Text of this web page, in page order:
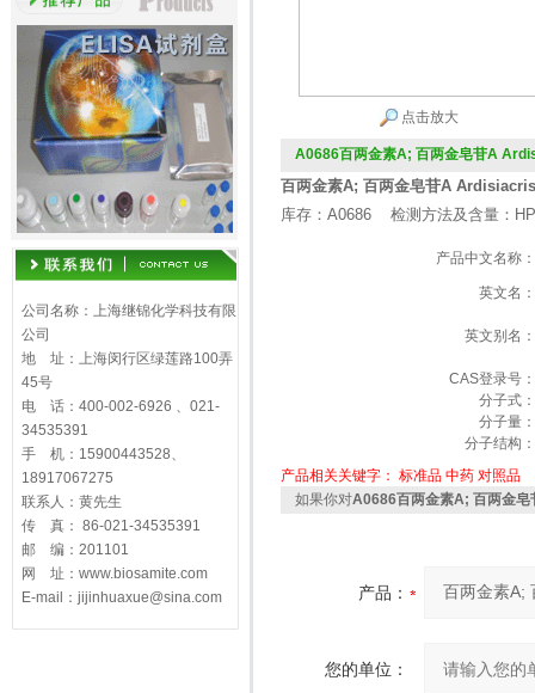
公司名称：上海继锦化学科技有限
公司
地 址：上海闵行区绿莲路100弄
45号
电 话：400-002-6926 、021-
34535391
手 机：15900443528、
18917067275
联系人：黄先生
传 真： 86-021-34535391
邮 编：201101
网 址：www.biosamite.com
E-mail：jijinhuaxue@sina.com
点击放大
A0686百两金素A; 百两金皂苷A
百两金素A; 百两金皂苷A
库存：A0686 检测方法及含量：
产品中文名称：
英文名：
英文别名：
CAS登录号：
分子式：
分子量：
分子结构：
产品相关关键字： 标准品 中药 对照品
如果你对A0686百两金素A; 百两金
产品：
您的单位：